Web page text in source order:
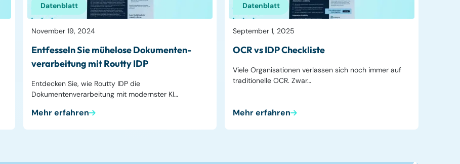
Datenblatt
November 19, 2024
Entfesseln Sie mühelose Dokumenten­
verarbeitung mit Routty IDP
Entdecken Sie, wie Routty IDP die
Dokumentenverarbeitung mit modernster KI…
Mehr erfahren
Datenblatt
September 1, 2025
OCR vs IDP Checkliste
Viele Organisationen verlassen sich noch immer auf
traditionelle OCR. Zwar…
Mehr erfahren